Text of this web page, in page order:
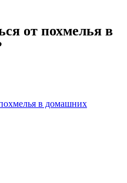
от похмелья в
в домашних